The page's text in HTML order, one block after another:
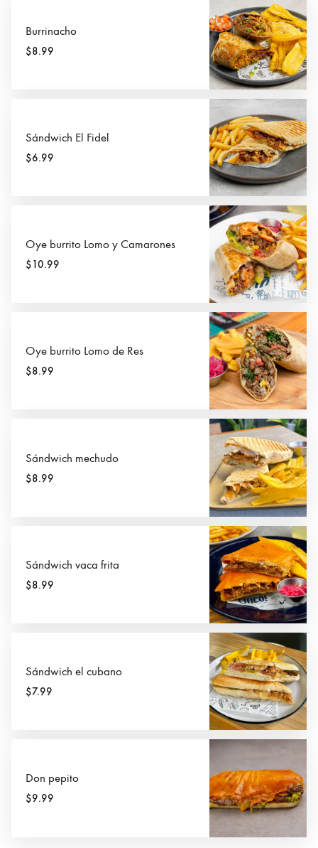
Burrinacho
$8.99
Sándwich El Fidel
$6.99
Oye burrito Lomo y Camarones
$10.99
Oye burrito Lomo de Res
$8.99
Sándwich mechudo
$8.99
Sándwich vaca frita
$8.99
Sándwich el cubano
$7.99
Don pepito
$9.99